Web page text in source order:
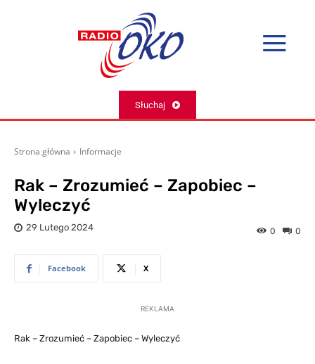
Słuchaj
Strona główna Informacje
Rak – Zrozumieć – Zapobiec –
Wyleczyć
29 Lutego 2024 0
0
Facebook X
REKLAMA
Rak – Zrozumieć – Zapobiec – Wyleczyć